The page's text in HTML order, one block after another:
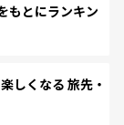
もとにランキン
しくなる 旅先・